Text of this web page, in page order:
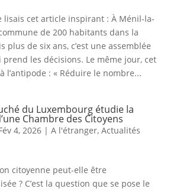
lisais cet article inspirant : À Ménil-la-
de 200 habitants dans la
plus de six ans, c’est une assemblée
les décisions. Le même jour, cet
l’antipode : « Réduire le nombre...
du Luxembourg étudie la
Chambre des Citoyens
4, 2026| A l'étranger, Actualités
citoyenne peut-elle être
? C’est la question que se pose le